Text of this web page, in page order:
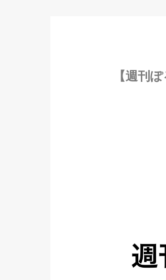
【週刊